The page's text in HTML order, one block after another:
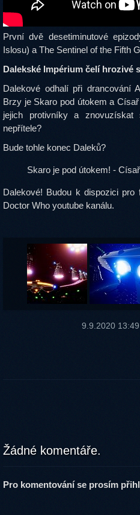
První dvě desetiminutové
Islosu) a The Sentinel of the Fifth
Dalekské Impérium čelí hrozivé
Dalekové odhalí při drancování
Brzy je Skaro pod útokem a
jejich protivníky a
nepřítele?
Bude tohle konec Daleků?
Skaro je pod útokem! -
Dalekové! Budou k dispozici
Doctor Who youtube kanálu.
9.9.2020 13:49
Žádné komentáře.
Pro komentování se prosím